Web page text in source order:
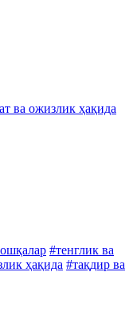
ва ожизлик ҳақида
#тенглик ва
ҳақида #тақдир ва